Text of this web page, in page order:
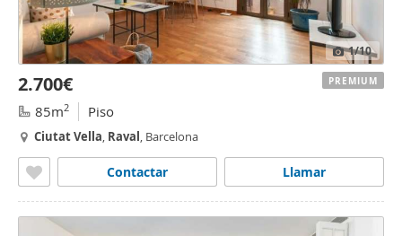
1/10
2.700€
85m2 Piso
CiutatVella, Raval, Barcelona
Llamar
Contactar
PREMIUM